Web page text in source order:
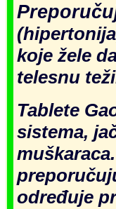
koje žele
telesnu
Tablete
sistema,
p
određuje